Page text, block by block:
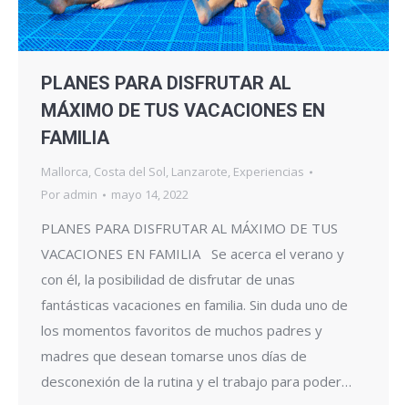
PLANES PARA DISFRUTAR AL
MÁXIMO DE TUS VACACIONES EN
FAMILIA
Mallorca, Costa del Sol, Lanzarote, Experiencias
Por admin mayo 14, 2022
PLANES PARA DISFRUTAR AL MÁXIMO DE TUS
VACACIONES EN FAMILIA Se acerca el verano y
con él, la posibilidad de disfrutar de unas
fantásticas vacaciones en familia. Sin duda uno de
los momentos favoritos de muchos padres y
madres que desean tomarse unos días de
desconexión de la rutina y el trabajo para poder…